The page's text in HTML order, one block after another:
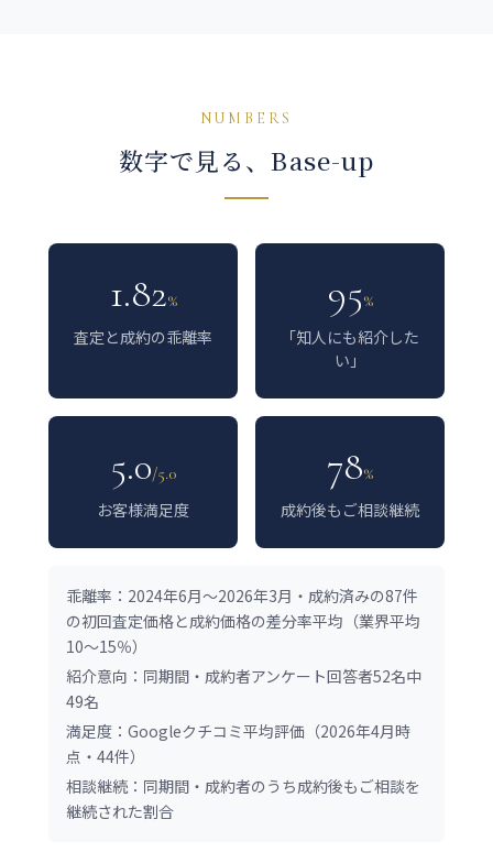
NUMBERS
数字で見る、Base-up
1.82%
査定と成約の乖離率
95%
「知人にも紹介した
い」
5.0/5.0
お客様満足度
78%
成約後もご相談継続
乖離率：2024年6月～2026年3月・成約済みの87件
の初回査定価格と成約価格の差分率平均（業界平均
10～15％）
紹介意向：同期間・成約者アンケート回答者52名中
49名
満足度：Googleクチコミ平均評価（2026年4月時
点・44件）
相談継続：同期間・成約者のうち成約後もご相談を
継続された割合